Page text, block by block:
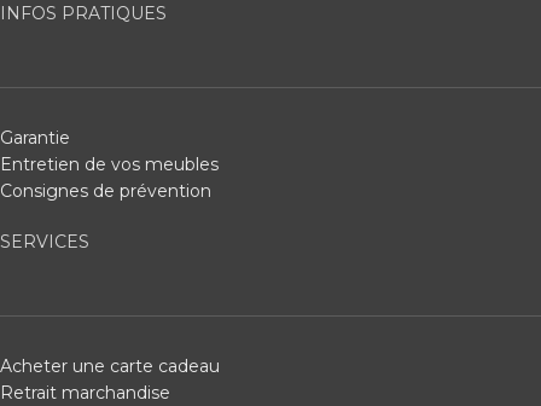
INFOS PRATIQUES
Garantie
Entretien de vos meubles
Consignes de prévention
SERVICES
Acheter une carte cadeau
Retrait marchandise